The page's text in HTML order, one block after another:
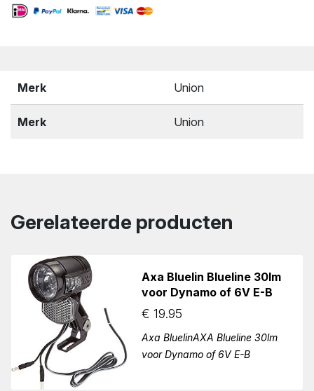
Merk Union
Merk Union
Gerelateerde producten
Axa Bluelin Blueline 30lm
voor Dynamo of 6V E-B
€ 19.95
Axa BluelinAXA Blueline 30lm
voor Dynamo of 6V E-B